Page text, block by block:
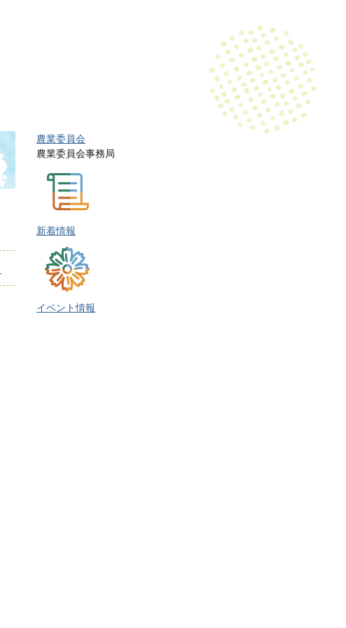
農業委員会
農業委員会事務局
新着情報
イベント情報